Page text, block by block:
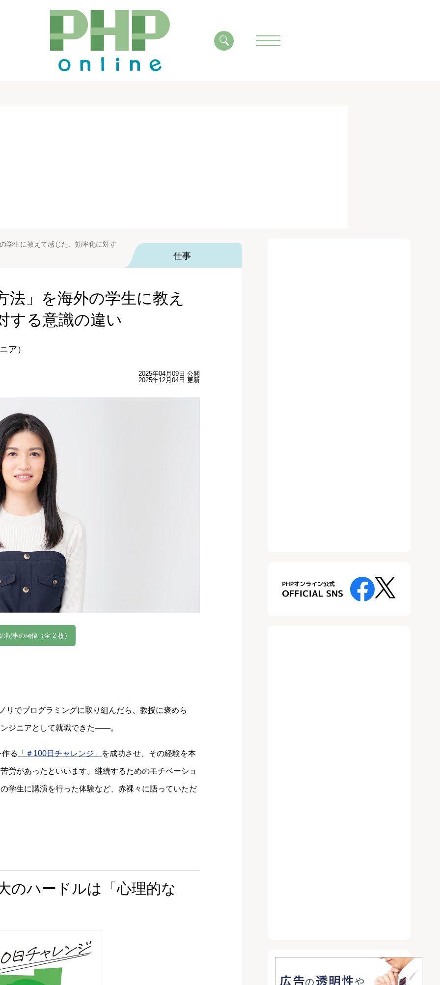
学生に教えて感じた、効率化に対す
仕事
法」を海外の学生に教え
する意識の違い
ア）
2025年04月09日 公開
2025年12月04日 更新
記事の画像（全 2 枚）
リでプログラミングに取り組んだら、教授に褒めら
ジニアとして就職できた――。
る 「＃100日チャレンジ」 を成功させ、その経験を本
労があったといいます。継続するためのモチベーショ
学生に講演を行った体験など、赤裸々に語っていただ
のハードルは「心理的な